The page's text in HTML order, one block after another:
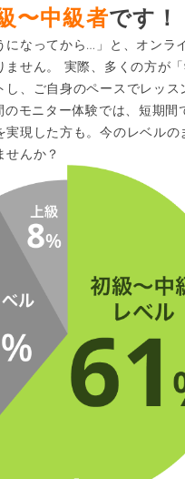
〜中級者です！
になってから…」と、オンラ
ません。 実際、多くの方が
し、ご自身のペースでレッス
モニター体験では、短期間
実現した方も。今のレベルの
せんか？